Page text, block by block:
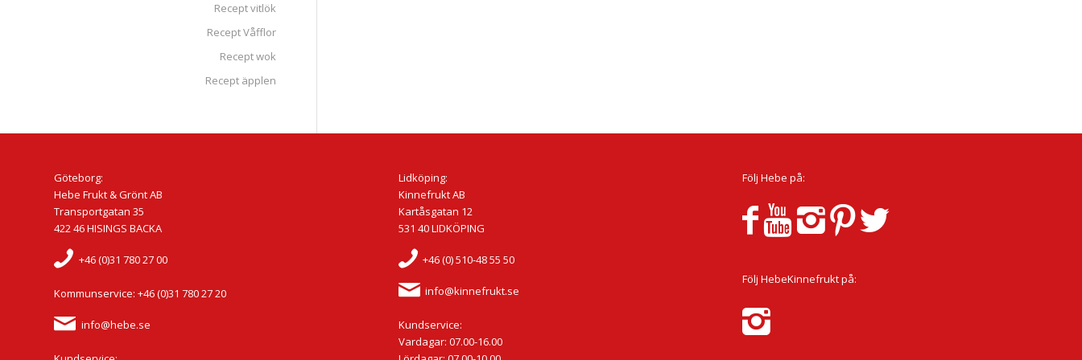
Recept vitlök
Recept Våfflor
Recept wok
Recept äpplen
Göteborg:
Hebe Frukt & Grönt AB
Transportgatan 35
422 46 HISINGS BACKA
+46 (0)31 780 27 00
Kommunservice: +46 (0)31 780 27 20
info@hebe.se
Lidköping:
Kinnefrukt AB
Kartåsgatan 12
531 40 LIDKÖPING
+46 (0) 510-48 55 50
info@kinnefrukt.se
Kundservice:
Vardagar: 07.00-16.00
Följ Hebe på:
Följ HebeKinnefrukt på: